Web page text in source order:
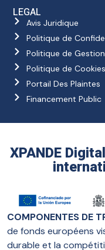
LEGAL
Avis Juridique
Politique de
Politique de Gestion
Politique de Cookies
Portail Des Plaintes
Financement Public
XPANDE
COMPONENTES DE
de fonds européens
durable et la